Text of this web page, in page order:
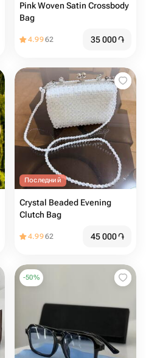
Pink Woven Satin Crossbody
Bag
4.9962 35 000֏
Последний
Crystal Beaded Evening
Clutch Bag
4.9962 45 000֏
-50%